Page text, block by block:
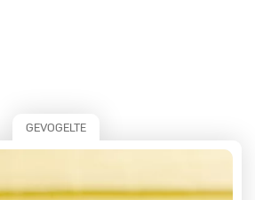
GEVOGELTE